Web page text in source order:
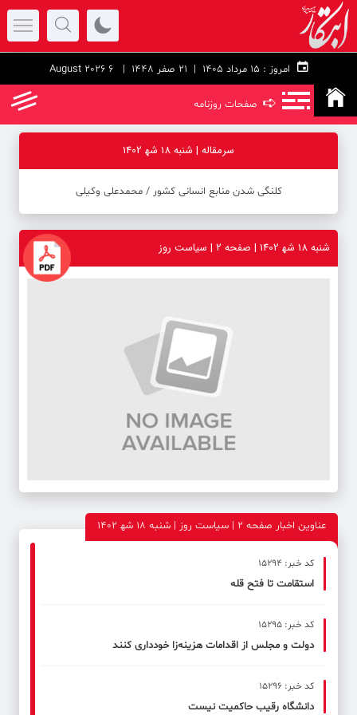
امروز : 21 صفر 1448 | 6 August 2026
➪ صفحات روزنامه
سرمقاله | شنبه 18 شه‍ 1402
کلنگی شدن منابع انسانی کشور / محمدعلی وکیلی
شنبه 18 شه‍ 1402 | صفحه ۲ | سیاست روز
عناوین اخبار صفحه ۲ | سیاست روز | شنبه 18 شه‍ 1402
کد خبر: 15294
استقامت تا فتح قله
کد خبر: 15295
دولت و مجلس از اقدامات هزینه‌زا خودداری کنند
کد خبر: 15296
دانشگاه رقیب حاکمیت نیست